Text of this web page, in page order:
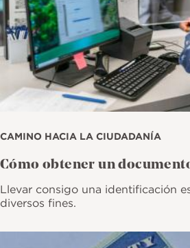
CAMINO HACIA LA CIUDADANÍA
Cómo obtener un
Llevar consigo una identificación
diversos fines.